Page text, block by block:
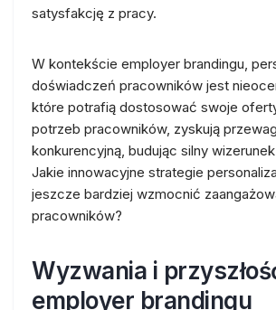
satysfakcję z pracy.
W kontekście employer brandingu,
doświadczeń pracowników jest
które potrafią dostosować swoje
potrzeb pracowników, zyskują
konkurencyjną, budując silny
Jakie innowacyjne strategie
jeszcze bardziej wzmocnić
pracowników?
Wyzwania i
employer brandingu